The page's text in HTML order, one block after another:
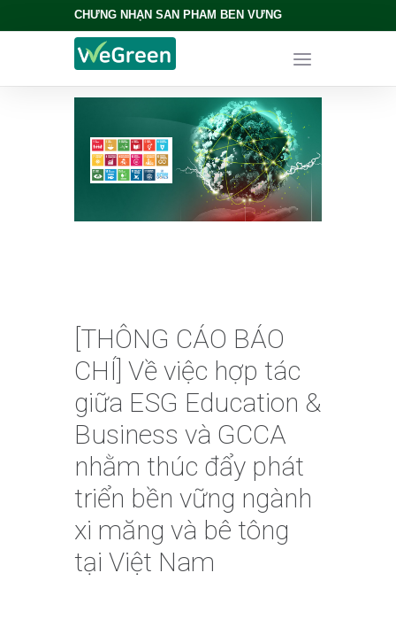
CHỨNG NHẬN SẢN PHẨM BỀN VỮNG
[THÔNG CÁO BÁO
CHÍ] Về việc hợp tác
giữa ESG Education &
Business và GCCA
nhằm thúc đẩy phát
triển bền vững ngành
xi măng và bê tông
tại Việt Nam